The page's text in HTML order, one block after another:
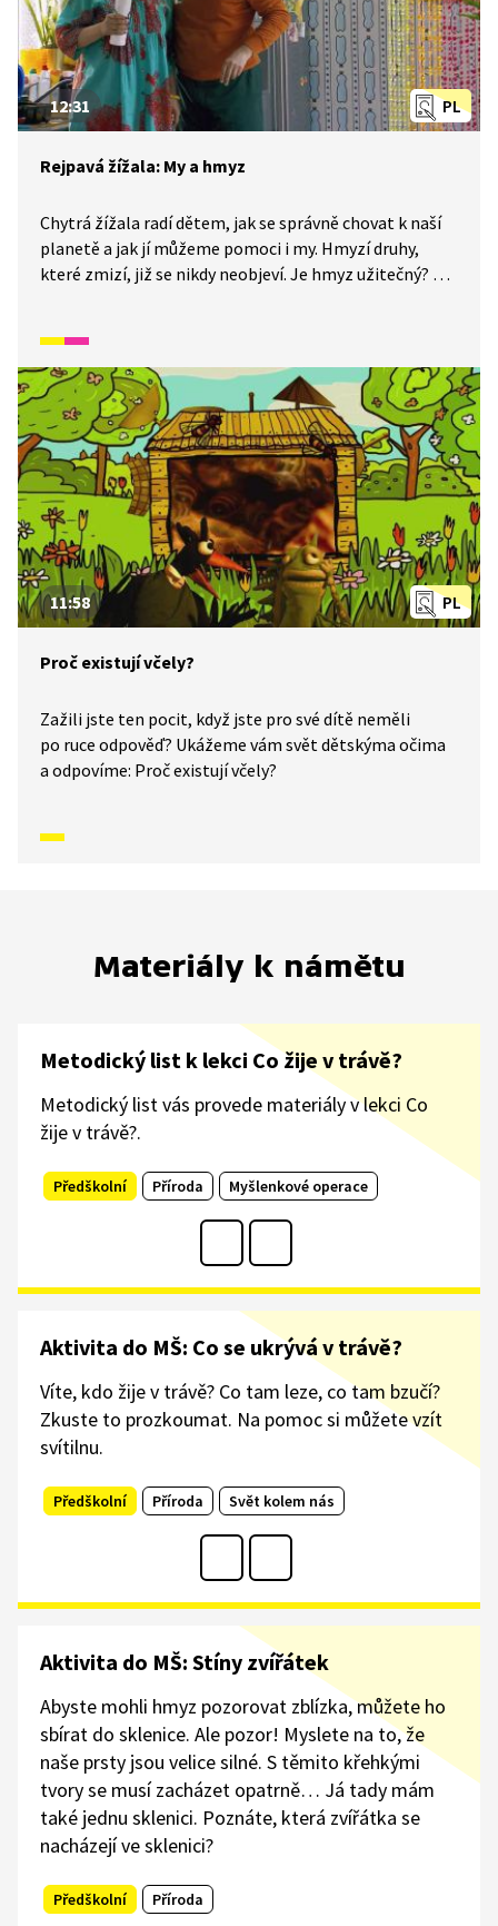
PL
12:31
Rejpavá žížala: My a hmyz
Chytrá žížala radí dětem, jak se správně chovat k naší
planetě a jak jí můžeme pomoci i my. Hmyzí druhy,
které zmizí, již se nikdy neobjeví. Je hmyz užitečný? Co
bychom si měli rozmyslet, jak se ke hmyzu chováme.
A co tedy máme dělat? Všechno si vysvětlíme.
PL
11:58
Proč existují včely?
Zažili jste ten pocit, když jste pro své dítě neměli
po ruce odpověď? Ukážeme vám svět dětskýma očima
a odpovíme: Proč existují včely?
Materiály k námětu
Metodický list k lekci Co žije v trávě?
Metodický list vás provede materiály v lekci Co
žije v trávě?.
Předškolní Příroda Myšlenkové operace
Aktivita do MŠ: Co se ukrývá v trávě?
Víte, kdo žije v trávě? Co tam leze, co tam bzučí?
Zkuste to prozkoumat. Na pomoc si můžete vzít
svítilnu.
Předškolní Příroda Svět kolem nás
Aktivita do MŠ: Stíny zvířátek
Abyste mohli hmyz pozorovat zblízka, můžete ho
sbírat do sklenice. Ale pozor! Myslete na to, že
naše prsty jsou velice silné. S těmito křehkými
tvory se musí zacházet opatrně… Já tady mám
také jednu sklenici. Poznáte, která zvířátka se
nacházejí ve sklenici?
Předškolní Příroda